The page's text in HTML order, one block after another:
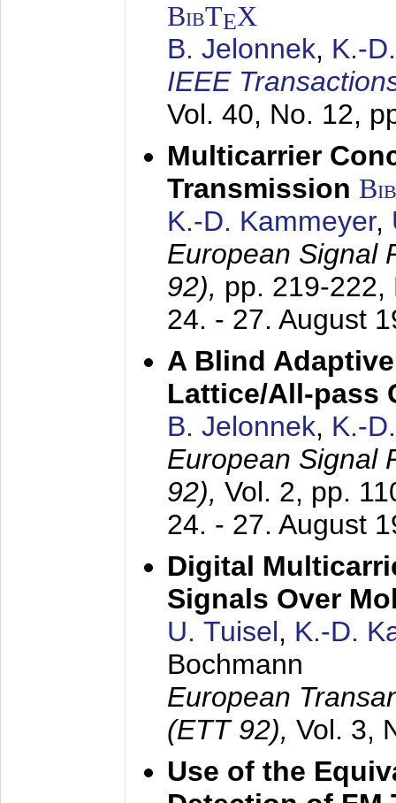
BibTEX
B. Jelonnek, K.-
IEEE
Vol. 40, No. 12,
Multicarrier
Transmission
K.-D. Kammeyer,
European Signal
92), pp. 219-222,
24. - 27. August
A Blind
Lattice/All-pass
B. Jelonnek, K.-
European Signal
92), Vol. 2, pp.
24. - 27. August
Digital
Signals Over
U. Tuisel, K.-D.
Bochmann
European
(ETT 92), Vol. 3,
Use of the